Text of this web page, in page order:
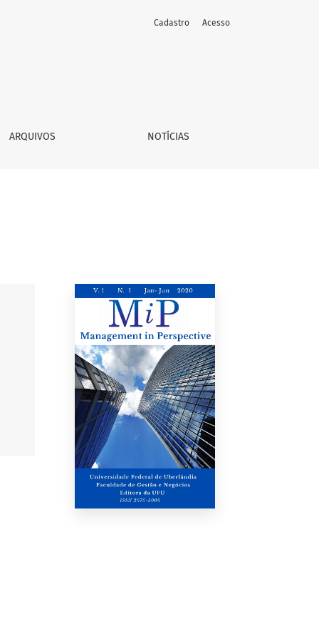
ARQUIVOS NOTÍCIAS
Cadastro Acesso